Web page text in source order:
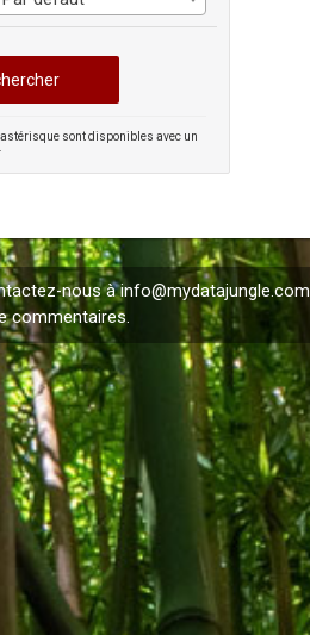
sont disponibles avec un
nous àinfo@mydatajungle.com
commentaires.